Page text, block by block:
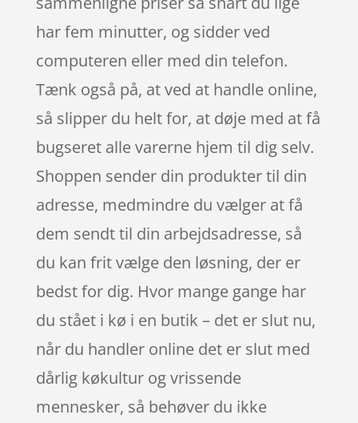
har fem minutter, og sidder ved
computeren eller med din telefon.
Tænk også på, at ved at handle online,
så slipper du helt for, at døje med at få
bugseret alle varerne hjem til dig selv.
Shoppen sender din produkter til din
adresse, medmindre du vælger at få
dem sendt til din arbejdsadresse, så
du kan frit vælge den løsning, der er
bedst for dig. Hvor mange gange har
du stået i kø i en butik – det er slut nu,
når du handler online det er slut med
dårlig køkultur og vrissende
mennesker, så behøver du ikke